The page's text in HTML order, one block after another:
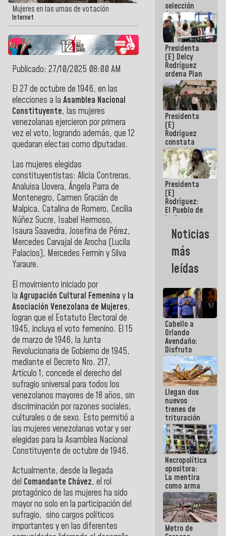
Mujeres en las urnas de votación
Internet
Publicado: 27/10/2025 08:00 AM
El 27 de octubre de 1946, en las
elecciones a la Asamblea Nacional
Constituyente, las mujeres
venezolanas ejercieron por primera
vez el voto, logrando además, que 12
quedaran electas como diputadas.
Las mujeres elegidas
constituyentistas: Alicia Contreras,
Analuisa Llovera, Ángela Parra de
Montenegro, Carmen Gracián de
Malpica, Catalina de Romero, Cecilia
Núñez Sucre, Isabel Hermoso,
Isaura Saavedra, Josefina de Pérez,
Mercedes Carvajal de Arocha (Lucila
Palacios), Mercedes Fermín y Silva
Yaraure.
El movimiento iniciado por
la Agrupación Cultural Femenina y la
Asociación Venezolana de Mujeres,
logran que el Estatuto Electoral de
1945, incluya el voto femenino. El 15
de marzo de 1946, la Junta
Revolucionaria de Gobierno de 1945,
mediante el Decreto Nro. 217,
Artículo 1, concede el derecho del
sufragio sniversal para todos los
venezolanos mayores de 18 años, sin
discriminación por razones sociales,
culturales o de sexo. Esto permitió a
las mujeres venezolanas votar y ser
elegidas para la Asamblea Nacional
Constituyente de octubre de 1946.
Actualmente, desde la llegada
del Comandante Chávez, el rol
protagónico de las mujeres ha sido
mayor no solo en la participación del
sufragio, sino cargos políticos
importantes y en las diferentes
selección
femenina de
baloncesto
por su
clasificación
a la
AmeriCup
2027
Presidenta
(E) Delcy
Rodríguez
ordena Plan
maestro de
desarrollo
logístico y
turístico
para La
Guaira
Presidenta
(E)
Rodríguez
constata
obras de
rehabilitación
de Escuela
Militar de
Mamo en La
Guaira
Presidenta
(E)
Rodríguez:
El Pueblo de
La Guaira
siempre
estará
acompañada
por el
Gobierno
Nacional
Noticias
más
leídas
Cabello a
Orlando
Avendaño:
Disfruto
cada vez
que escribes
porque lo
que haces
es
embarrarla
Llegan dos
nuevos
trenes de
trituración
para
optimizar
manejo de
escombros
en La Guaira
Necropolítica
opositora:
La mentira
como arma
contra el
Pueblo
Metro de